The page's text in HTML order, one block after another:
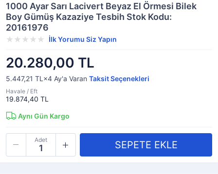
1000 Ayar Sarı Lacivert Beyaz El Örmesi Bilek
Boy Gümüş Kazaziye Tesbih Stok Kodu:
20161976
İlk Yorumu Siz Yapın
20.280,00 TL
5.447,21 TL×4 Ay'a Varan Taksit Seçenekleri
Havale / Eft
19.874,40 TL
Aynı Gün Kargo
Adet